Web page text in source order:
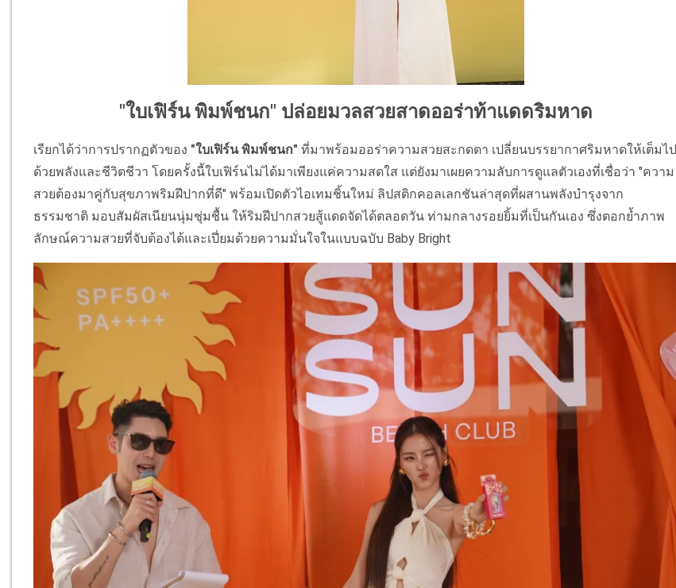
"ใบเฟิร์น พิมพ์ชนก" ปล่อยมวลสวยสาดออร่าท้าแดดริมหาด
เรียกได้ว่าการปรากฏตัวของ "ใบเฟิร์น พิมพ์ชนก" ที่มาพร้อมออร่าความสวยสะกดตา เปลี่ยนบรรยากาศริมหาดให้เต็มไป
ด้วยพลังและชีวิตชีวา โดยครั้งนี้ใบเฟิร์นไม่ได้มาเพียงแค่ความสดใส แต่ยังมาเผยความลับการดูแลตัวเองที่เชื่อว่า "ความ
สวยต้องมาคู่กับสุขภาพริมฝีปากที่ดี" พร้อมเปิดตัวไอเทมชิ้นใหม่ ลิปสติกคอลเลกชันล่าสุดที่ผสานพลังบำรุงจาก
ธรรมชาติ มอบสัมผัสเนียนนุ่มชุ่มชื้น ให้ริมฝีปากสวยสู้แดดจัดได้ตลอดวัน ท่ามกลางรอยยิ้มที่เป็นกันเอง ซึ่งตอกย้ำภาพ
ลักษณ์ความสวยที่จับต้องได้และเปี่ยมด้วยความมั่นใจในแบบฉบับ Baby Bright